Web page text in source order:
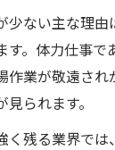
少ない主な理由
す。体力仕事で
作業が敬遠され
られます。
く残る業界で